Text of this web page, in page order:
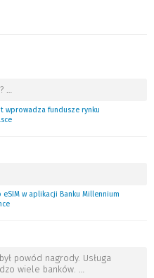
…
wprowadza fundusze rynku
eSIM w aplikacji Banku Millennium
powód nagrody. Usługa
wiele banków. …